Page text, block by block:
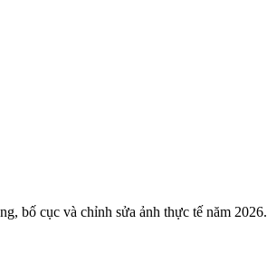
bố cục và chỉnh sửa ảnh thực tế năm 2026.